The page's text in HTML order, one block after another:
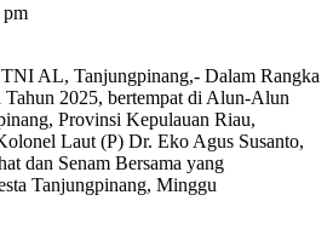
pm
AL, Tanjungpinang,- Dalam Rangka
2025, bertempat di Alun-Alun
Provinsi Kepulauan Riau,
Laut (P) Dr. Eko Agus Susanto,
dan Senam Bersama yang
Tanjungpinang, Minggu